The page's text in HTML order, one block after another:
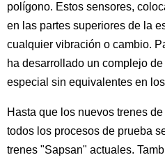
polígono. Estos sensores,
en las partes superiores de la
cualquier vibración o cambio.
ha desarrollado un complejo
especial sin equivalentes en
Hasta que los nuevos trenes
todos los procesos de prueba
trenes "Sapsan" actuales.